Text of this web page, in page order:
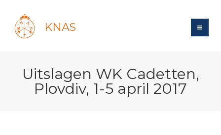
KNAS
Bond
Schermen
Uitslagen WK Cadetten,
Plovdiv, 1-5 april 2017